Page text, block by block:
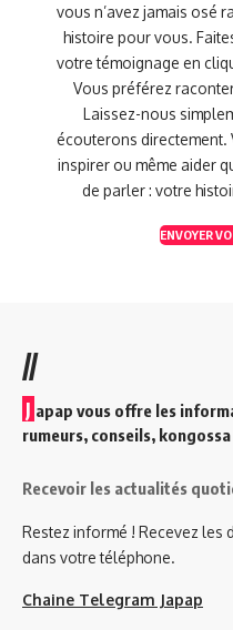
vous n’avez jamais osé
histoire pour vous.
votre témoignage en
Vous préférez
Laissez-nous
écouterons directement.
inspirer ou même aider
de parler : votre
ENVOYER
//
J apap vous offre les
rumeurs, conseils,
Recevoir les actualités
Restez informé ! Recevez
dans votre téléphone.
Chaine Telegram Japap